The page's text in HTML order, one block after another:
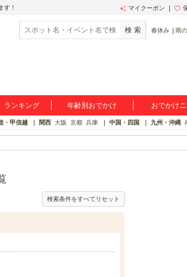
す！ マイクーポン
春休み 雨
ランキング 年齢別おでかけ おでかけ
・甲信越 関西 大阪 京都 兵庫 中国・四国 九州・沖縄
検索条件をすべてリセット